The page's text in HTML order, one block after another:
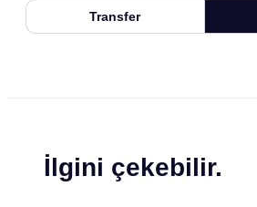
Transfer
İlgini çekebilir.